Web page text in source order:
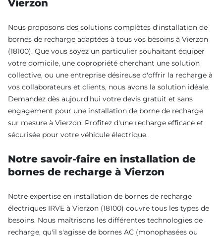
Vierzon
Nous proposons des solutions complètes d'installation de
bornes de recharge adaptées à tous vos besoins à Vierzon
(18100). Que vous soyez un particulier souhaitant équiper
votre domicile, une copropriété cherchant une solution
collective, ou une entreprise désireuse d'offrir la recharge à
vos collaborateurs et clients, nous avons la solution idéale.
Demandez dès aujourd'hui votre devis gratuit et sans
engagement pour une installation de borne de recharge
sur mesure à Vierzon. Profitez d'une recharge efficace et
sécurisée pour votre véhicule électrique.
Notre savoir-faire en installation de
bornes de recharge à Vierzon
Notre expertise en installation de bornes de recharge
électriques IRVE à Vierzon (18100) couvre tous les types de
besoins. Nous maîtrisons les différentes technologies de
recharge, qu'il s'agisse de bornes AC (monophasées ou